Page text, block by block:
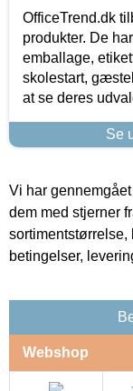
OfficeTrend.dk
produkter. De
emballage,
skolestart,
at se deres
Se
Vi har
dem med stjerner
sortimentstørrelse,
betingelser,
Webshop